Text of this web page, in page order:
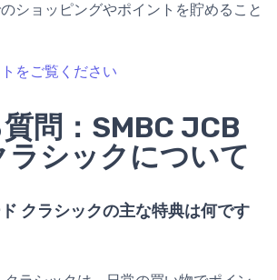
ショッピングやポイントを貯めること
をご覧ください
問：SMBC JCB
ラシックについて
クラシックの主な特典は何です